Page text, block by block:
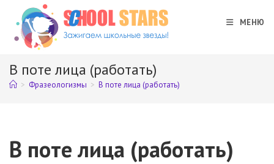
Перейти
содержимому
МЕНЮ
В поте лица (работать)
> Фразеологизмы > В поте лица (работать)
В поте лица (работать)